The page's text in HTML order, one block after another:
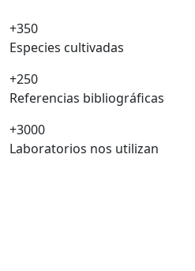
+350
Especies cultivadas
+250
Referencias bibliográficas
+3000
Laboratorios nos utilizan